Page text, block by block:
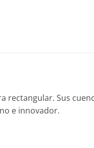
rectangular. Sus
e innovador.